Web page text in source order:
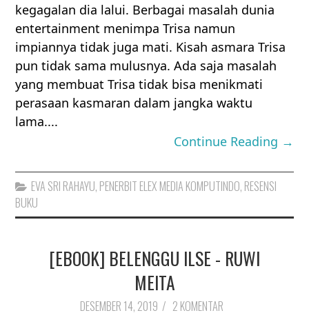
kegagalan dia lalui. Berbagai masalah dunia
entertainment menimpa Trisa namun
impiannya tidak juga mati. Kisah asmara Trisa
pun tidak sama mulusnya. Ada saja masalah
yang membuat Trisa tidak bisa menikmati
perasaan kasmaran dalam jangka waktu
lama....
Continue Reading →
EVA SRI RAHAYU, PENERBIT ELEX MEDIA KOMPUTINDO, RESENSI
BUKU
[EBOOK] BELENGGU ILSE - RUWI
MEITA
DESEMBER 14, 2019 / 2 KOMENTAR